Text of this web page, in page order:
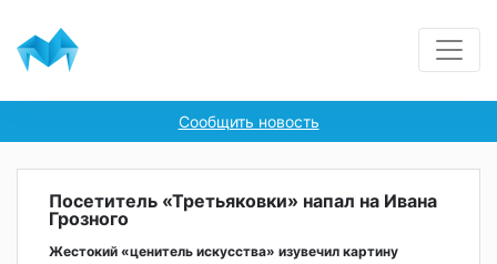
Сообщить новость
Посетитель «Третьяковки» напал на Ивана
Грозного
Жестокий «ценитель искусства» изувечил картину